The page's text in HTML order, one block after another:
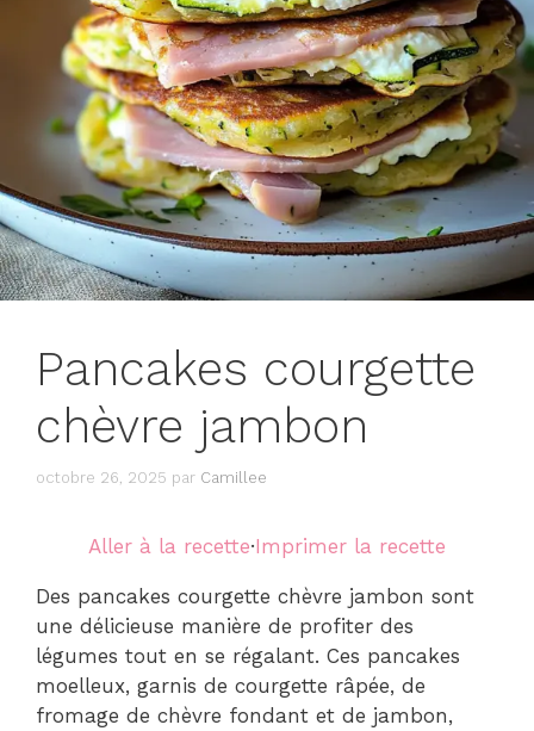
Pancakes courgette
chèvre jambon
octobre 26, 2025 par Camillee
Aller à la recette·Imprimer la recette
Des pancakes courgette chèvre jambon sont
une délicieuse manière de profiter des
légumes tout en se régalant. Ces pancakes
moelleux, garnis de courgette râpée, de
fromage de chèvre fondant et de jambon,